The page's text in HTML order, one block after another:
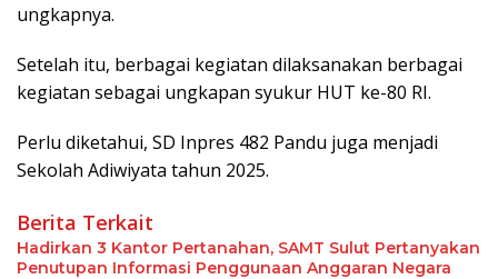
ungkapnya.
Setelah itu, berbagai kegiatan dilaksanakan berbagai
kegiatan sebagai ungkapan syukur HUT ke-80 RI.
Perlu diketahui, SD Inpres 482 Pandu juga menjadi
Sekolah Adiwiyata tahun 2025.
Berita Terkait
Hadirkan 3 Kantor Pertanahan, SAMT Sulut Pertanyakan
Penutupan Informasi Penggunaan Anggaran Negara